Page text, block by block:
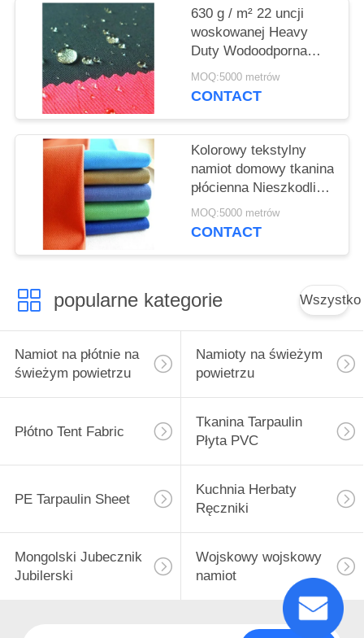
630 g / m² 22 uncji
woskowanej Heavy
Duty Wodoodporna
tkanina do namiotów
Shrink - odporna
MOQ:5000 metrów
CONTACT
Kolorowy tekstylny
namiot domowy tkanina
płócienna Nieszkodliwy
i oddychający materiał
MOQ:5000 metrów
CONTACT
popularne kategorie Wszystko
Namiot na płótnie na
świeżym powietrzu
Namioty na świeżym
powietrzu
Płótno Tent Fabric
Tkanina Tarpaulin
Płyta PVC
PE Tarpaulin Sheet
Kuchnia Herbaty
Ręczniki
Mongolski Jubecznik
Jubilerski
Wojskowy wojskowy
namiot